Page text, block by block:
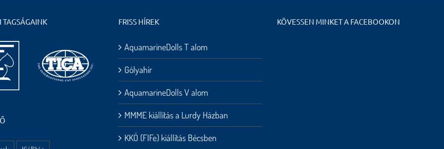
TAGSÁGAINK FRISS HÍREK
AquamarineDolls T alom
Gólyahír
AquamarineDolls V alom
MMME kiállítás a Lurdy Házban
KKÖ (FIFe) kiállítás Bécsben
KÖVESSEN MINKET A FACEBOOKON